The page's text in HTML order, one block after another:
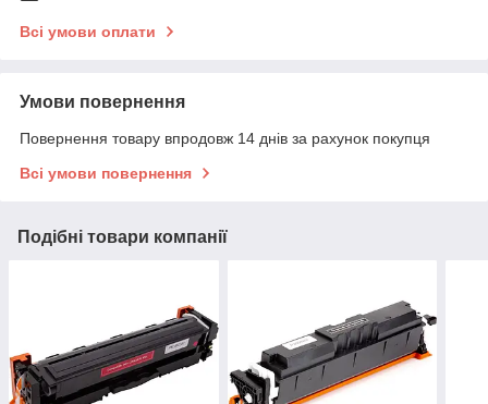
Всі умови оплати
Умови повернення
Повернення товару впродовж 14 днів за рахунок покупця
Всі умови повернення
Подібні товари компанії